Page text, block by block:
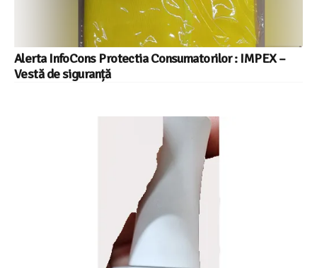
Alerta InfoCons Protectia Consumatorilor : IMPEX –
Vestă de siguranță